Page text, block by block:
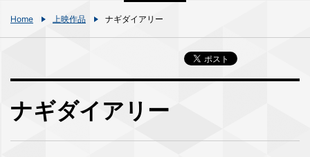
Home 上映作品 ナギダイアリー
ナギダイアリー